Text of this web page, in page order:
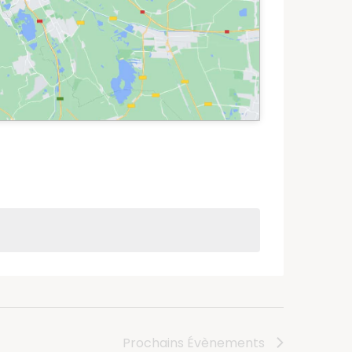
Prochains Évènements